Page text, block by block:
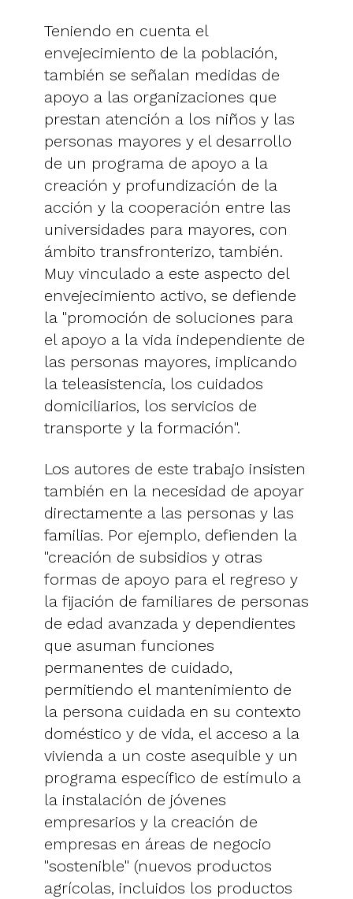
Teniendo en cuenta el
envejecimiento de la población,
también se señalan medidas de
apoyo a las organizaciones que
prestan atención a los niños y las
personas mayores y el desarrollo
de un programa de apoyo a la
creación y profundización de la
acción y la cooperación entre las
universidades para mayores, con
ámbito transfronterizo, también.
Muy vinculado a este aspecto del
envejecimiento activo, se defiende
la "promoción de soluciones para
el apoyo a la vida independiente de
las personas mayores, implicando
la teleasistencia, los cuidados
domiciliarios, los servicios de
transporte y la formación".
Los autores de este trabajo insisten
también en la necesidad de apoyar
directamente a las personas y las
familias. Por ejemplo, defienden la
"creación de subsidios y otras
formas de apoyo para el regreso y
la fijación de familiares de personas
de edad avanzada y dependientes
que asuman funciones
permanentes de cuidado,
permitiendo el mantenimiento de
la persona cuidada en su contexto
doméstico y de vida, el acceso a la
vivienda a un coste asequible y un
programa específico de estímulo a
la instalación de jóvenes
empresarios y la creación de
empresas en áreas de negocio
"sostenible" (nuevos productos
agrícolas, incluidos los productos